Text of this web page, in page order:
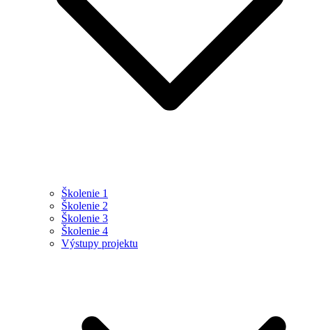
Školenie 1
Školenie 2
Školenie 3
Školenie 4
Výstupy projektu